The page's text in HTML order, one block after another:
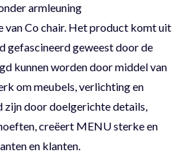
armleuning
Co chair. Het product komt uit
gefascineerd geweest door de
kunnen worden door middel van
om meubels, verlichting en
zijn door doelgerichte details,
creëert MENU sterke en
en klanten.